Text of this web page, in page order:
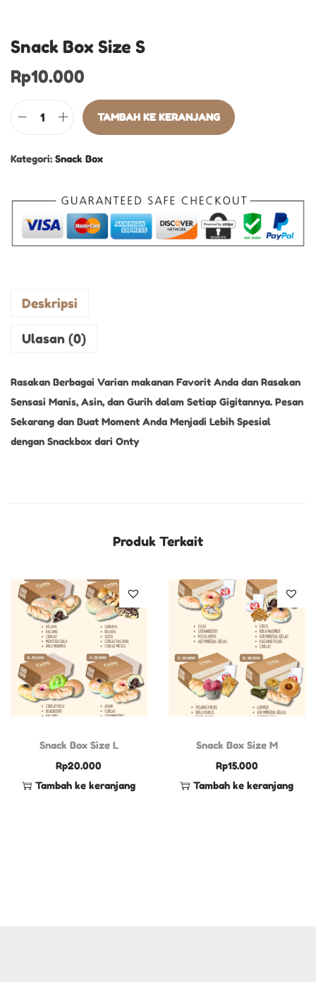
Snack Box Size S
Rp10.000
TAMBAH KE KERANJANG
Kategori: Snack Box
Deskripsi
Ulasan (0)
Rasakan Berbagai Varian makanan Favorit Anda dan Rasakan
Sensasi Manis, Asin, dan Gurih dalam Setiap Gigitannya. Pesan
Sekarang dan Buat Moment Anda Menjadi Lebih Spesial
dengan Snackbox dari Onty
Produk Terkait
Snack Box Size L
Rp20.000
Tambah ke keranjang
Snack Box Size M
Rp15.000
Tambah ke keranjang